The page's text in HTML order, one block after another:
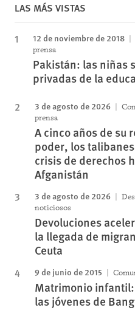
LAS MÁS VISTAS
12 de noviembre de 2018
prensa
Pakistán: las niñas
privadas de la
3 de agosto de 2026
prensa
A cinco años de su
poder, los
crisis de derechos
Afganistán
3 de agosto de 2026
noticiosos
Devoluciones
la llegada de
Ceuta
9 de junio de 2015
Matrimonio
las jóvenes de